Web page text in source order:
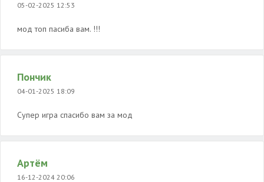
05-02-2025 12:53
мод топ пасиба вам. !!!
Пончик
04-01-2025 18:09
Супер игра спасибо вам за мод
Артём
16-12-2024 20:06